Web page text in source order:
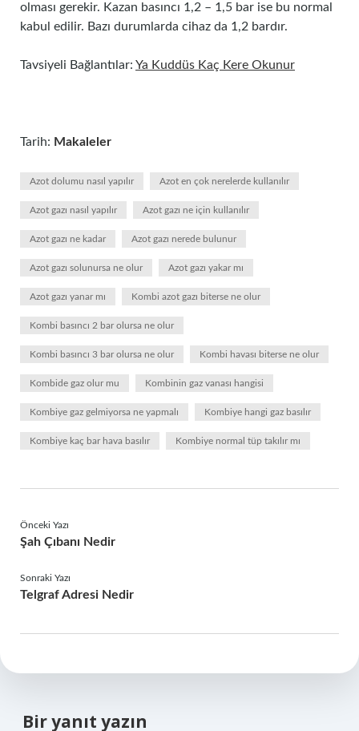
olması gerekir. Kazan basıncı 1,2 – 1,5 bar ise bu normal
kabul edilir. Bazı durumlarda cihaz da 1,2 bardır.
Tavsiyeli Bağlantılar: Ya Kuddüs Kaç Kere Okunur
Tarih: Makaleler
Azot dolumu nasıl yapılır Azot en çok nerelerde kullanılır
Azot gazı nasıl yapılır Azot gazı ne için kullanılır
Azot gazı ne kadar Azot gazı nerede bulunur
Azot gazı solunursa ne olur Azot gazı yakar mı
Azot gazı yanar mı Kombi azot gazı biterse ne olur
Kombi basıncı 2 bar olursa ne olur
Kombi basıncı 3 bar olursa ne olur Kombi havası biterse ne olur
Kombide gaz olur mu Kombinin gaz vanası hangisi
Kombiye gaz gelmiyorsa ne yapmalı Kombiye hangi gaz basılır
Kombiye kaç bar hava basılır Kombiye normal tüp takılır mı
Önceki Yazı
Şah Çıbanı Nedir
Sonraki Yazı
Telgraf Adresi Nedir
Bir yanıt yazın